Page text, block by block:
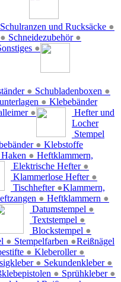
Schulranzen und Rucksäcke ●
● Schneidezubehör ●
●
● Schubladenboxen ●
●
●
Klebebänder
●
●
Hefter und
Locher
Elektrische Hefter ●
Klammerlose Hefter ●
Tischhefter ●
● Heftklammern ●
Stempel
Datumstempel ●
Textstempel ●
Blockstempel ●
● Stempelfarben ●
Klebstoffe
● Kleberoller ●
● Sekundenkleber ●
● Sprühkleber ●
Heftklammern,
Klammern,
Reißnägel